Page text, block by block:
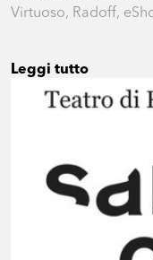
Virtuoso, Radoff,
Leggi tutto